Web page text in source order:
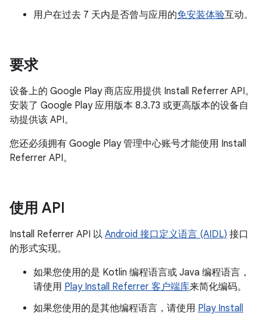
用户在过去 7 天内是否曾与应用的免安装体验互动。
要求
设备上的 Google Play 商店应用提供 Install Referrer API。
安装了 Google Play 应用版本 8.3.73 或更高版本的设备自
动提供该 API。
您还必须拥有 Google Play 管理中心账号才能使用 Install
Referrer API。
使用 API
Install Referrer API 以 Android 接口定义语言 (AIDL) 接口
的形式实现。
如果您使用的是 Kotlin 编程语言或 Java 编程语言，
请使用 Play Install Referrer 客户端库来简化编码。
如果您使用的是其他编程语言，请使用 Play Install